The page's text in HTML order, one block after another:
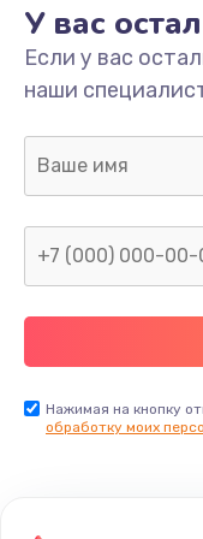
У вас
Если у вас
наши
Нажимая на кнопку
обработку моих